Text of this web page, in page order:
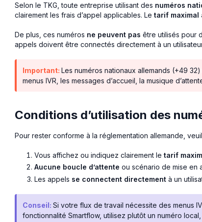
Selon le TKG, toute entreprise utilisant des numéros
clairement les frais d’appel applicables. Le tarif maximal
De plus, ces numéros ne peuvent pas être utilisés pour
appels doivent être connectés directement à un
Important: Les numéros nationaux allemands (+49
menus IVR, les messages d’accueil, la musique
Conditions d’utilisation des
Pour rester conforme à la réglementation allemande,
Vous affichez ou indiquez clairement le tarif
Aucune boucle d’attente ou scénario de mise en
Les appels se connectent directement à un
Conseil: Si votre flux de travail nécessite des menus
fonctionnalité Smartflow, utilisez plutôt un numéro